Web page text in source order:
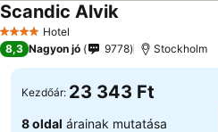
4 KategóriaHotel
Scandic AlvikÁrak
8,3 Nagyon jó 9778 Stockholm
Kezdőár: 23 343 Ft
8 oldal árainak mutatása